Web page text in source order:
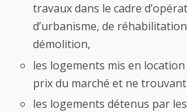
travaux dans le cadre
d’urbanisme, de
démolition,
les logements mis en
prix du marché et ne
les logements détenus par